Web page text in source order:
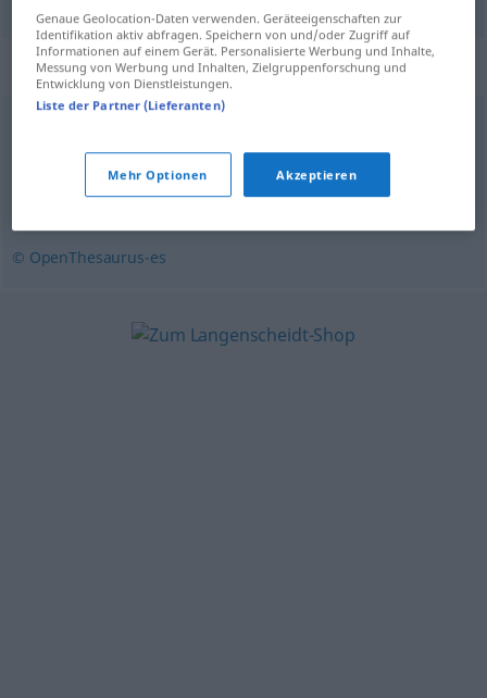
Synonyme für "desbordante"
heterogéneo,confuso,estrambótico,excesivo
pomposo,profuso
© OpenThesaurus-es
Genaue Geolocation-Daten verwenden. Geräteeigenschaften zur
Identifikation aktiv abfragen. Speichern von und/oder Zugriff auf
Informationen auf einem Gerät. Personalisierte Werbung und Inhalte,
Messung von Werbung und Inhalten, Zielgruppenforschung und
Entwicklung von Dienstleistungen.
Liste der Partner (Lieferanten)
Mehr Optionen Akzeptieren